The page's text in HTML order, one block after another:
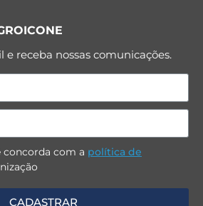
e receba nossas comunicações.
concorda com a política de